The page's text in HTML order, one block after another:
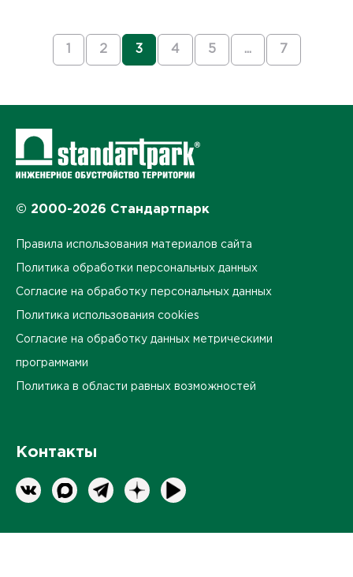
2 3 4 5 ... 7
© 2000-2026 Стандартпарк
Правила использования материалов сайта
Политика обработки персональных данных
Согласие на обработку персональных данных
Политика использования cookies
Согласие на обработку данных метрическими
программами
Политика в области равных возможностей
Контакты